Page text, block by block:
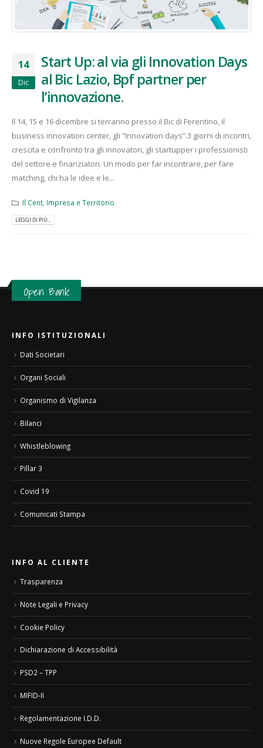
14
Dic
Start Up: al via gli Innovation Days
al Bic Lazio, Bpf partner per
l’innovazione.
Il 14, 15 e 16 dicembre si terranno presso il Bic di Ferentino, il
business innovation center, gli “Innovation days”.3 giorni di incontri,
crescita e confronto tra gli innovatori, gli startupper i professionisti
del settore e finanziatori. Un modo per far incontrare, per fare
matching, chi ha le idee e le...
Il Cent, Impresa e Territorio
LEGGI DI PIÙ...
Open Bank
INFO ISTITUZIONALI
Dati Societari
Organi Sociali
Organismo di Vigilanza
Bilanci
Whistleblowing
Pillar 3
Covid 19
Comunicati Stampa
INFO AL CLIENTE
Trasparenza
Note Legali e Privacy
Cookie Policy
Dichiarazione di Accessibilità
PSD2 – TPP
MIFID-II
Regolamentazione I.D.D.
Nuove Regole Europee Default